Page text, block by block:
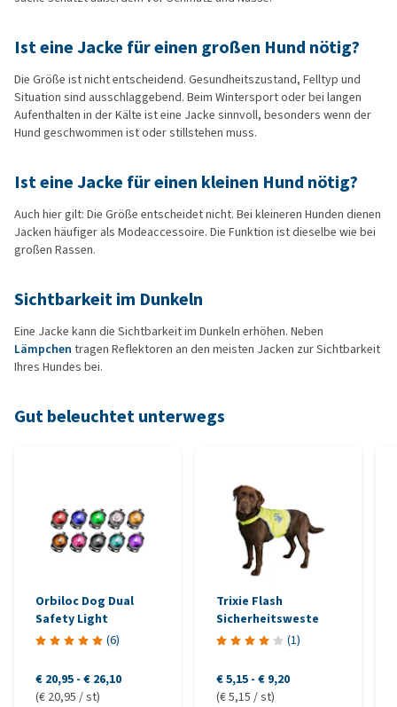
Ist eine Jacke für einen großen Hund nötig?
Die Größe ist nicht entscheidend. Gesundheitszustand, Felltyp und
Situation sind ausschlaggebend. Beim Wintersport oder bei langen
Aufenthalten in der Kälte ist eine Jacke sinnvoll, besonders wenn der
Hund geschwommen ist oder stillstehen muss.
Ist eine Jacke für einen kleinen Hund nötig?
Auch hier gilt: Die Größe entscheidet nicht. Bei kleineren Hunden dienen
Jacken häufiger als Modeaccessoire. Die Funktion ist dieselbe wie bei
großen Rassen.
Sichtbarkeit im Dunkeln
Eine Jacke kann die Sichtbarkeit im Dunkeln erhöhen. Neben
Lämpchen tragen Reflektoren an den meisten Jacken zur Sichtbarkeit
Ihres Hundes bei.
Gut beleuchtet unterwegs
Orbiloc Dog Dual
Safety Light
(6)
€ 20,95 - € 26,10
(€ 20,95 / st)
Trixie Flash
Sicherheitsweste
(1)
€ 5,15 - € 9,20
(€ 5,15 / st)